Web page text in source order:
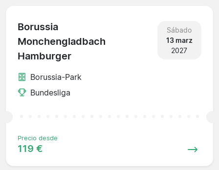
Borussia
Monchengladbach
Hamburger
Sábado
13 marz
2027
Borussia-Park
Bundesliga
Precio desde
119 €